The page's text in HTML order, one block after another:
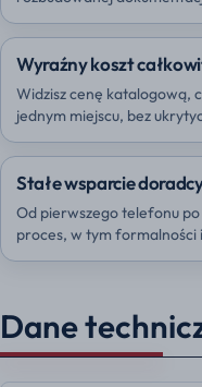
Wyraźny koszt
Widzisz cenę katalogową,
jednym miejscu, bez
Stałe wsparcie
Od pierwszego telefonu
proces, w tym
Dane